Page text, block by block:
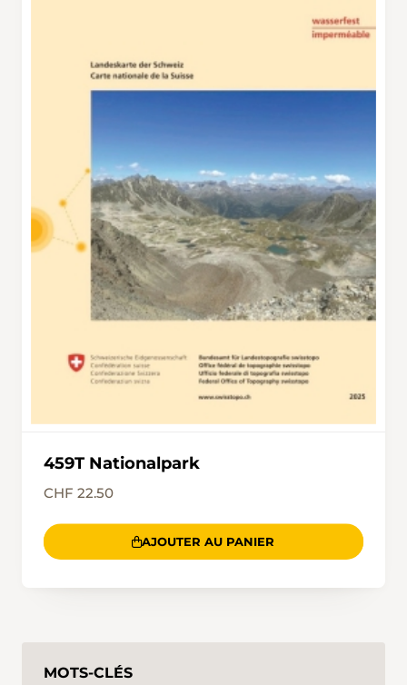
Schera, le chemin descend par une forêt de
459T Nationalpark
CHF 22.50
AJOUTER AU PANIER
MOTS-CLÉS